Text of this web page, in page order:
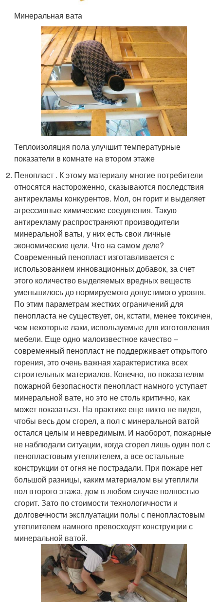
Минеральная вата
Теплоизоляция пола улучшит температурные
показатели в комнате на втором этаже
Пенопласт . К этому материалу многие потребители
относятся настороженно, сказываются последствия
антирекламы конкурентов. Мол, он горит и выделяет
агрессивные химические соединения. Такую
антирекламу распространяют производители
минеральной ваты, у них есть свои личные
экономические цели. Что на самом деле?
Современный пенопласт изготавливается с
использованием инновационных добавок, за счет
этого количество выделяемых вредных веществ
уменьшилось до нормируемого допустимого уровня.
По этим параметрам жестких ограничений для
пенопласта не существует, он, кстати, менее токсичен,
чем некоторые лаки, используемые для изготовления
мебели. Еще одно малоизвестное качество –
современный пенопласт не поддерживает открытого
горения, это очень важная характеристика всех
строительных материалов. Конечно, по показателям
пожарной безопасности пенопласт намного уступает
минеральной вате, но это не столь критично, как
может показаться. На практике еще никто не видел,
чтобы весь дом сгорел, а пол с минеральной ватой
остался целым и невредимым. И наоборот, пожарные
не наблюдали ситуации, когда сгорел лишь один пол с
пенопластовым утеплителем, а все остальные
конструкции от огня не пострадали. При пожаре нет
большой разницы, каким материалом вы утеплили
пол второго этажа, дом в любом случае полностью
сгорит. Зато по стоимости технологичности и
долговечности эксплуатации полы с пенопластовым
утеплителем намного превосходят конструкции с
минеральной ватой.